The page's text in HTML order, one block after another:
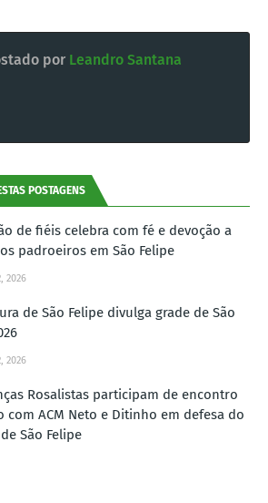
por Leandro Santana
POSTAGENS
de fiéis celebra com fé e devoção a
padroeiros em São Felipe
2026
de São Felipe divulga grade de São
2026
Rosalistas participam de encontro
com ACM Neto e Ditinho em defesa do
São Felipe